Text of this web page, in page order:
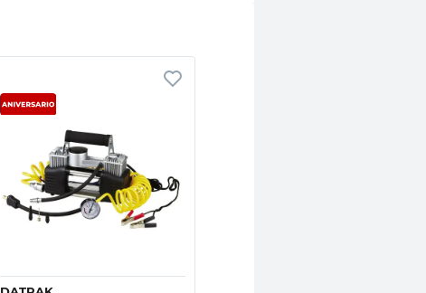
Vista rápida